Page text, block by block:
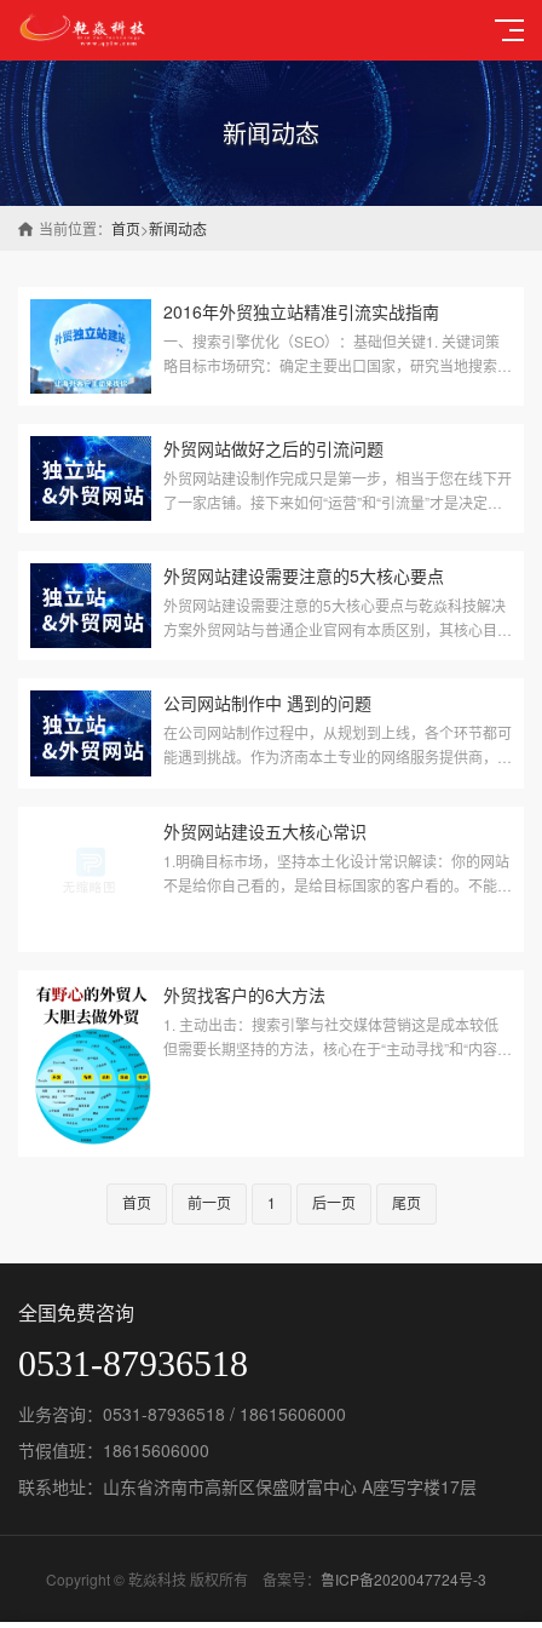
新闻动态
当前位置： 首页>新闻动态
2016年外贸独立站精准引流实战指南
一、搜索引擎优化（SEO）：基础但关键1. 关键词策
略目标市场研究：确定主要出口国家，研究当地搜索习
外贸网站做好之后的引流问题
外贸网站建设制作完成只是第一步，相当于您在线下开
了一家店铺。接下来如何“运营”和“引流量”才是决定生
外贸网站建设需要注意的5大核心要点
外贸网站建设需要注意的5大核心要点与乾焱科技解决
方案外贸网站与普通企业官网有本质区别，其核心目标
公司网站制作中 遇到的问题
在公司网站制作过程中，从规划到上线，各个环节都可
能遇到挑战。作为济南本土专业的网络服务提供商，济
外贸网站建设五大核心常识
1.明确目标市场，坚持本土化设计常识解读：你的网站
不是给你自己看的，是给目标国家的客户看的。不能用
外贸找客户的6大方法
1. 主动出击：搜索引擎与社交媒体营销这是成本较低
但需要长期坚持的方法，核心在于“主动寻找”和“内容吸
首页 前一页 1 后一页 尾页
全国免费咨询
0531-87936518
业务咨询：0531-87936518 / 18615606000
节假值班：18615606000
联系地址：山东省济南市高新区保盛财富中心 A座写字楼17层
Copyright © 乾焱科技 版权所有 备案号： 鲁ICP备2020047724号-3